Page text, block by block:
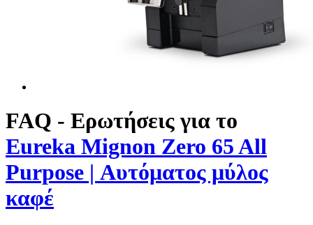
FAQ - Ερωτήσεις για το
Eureka Mignon Zero 65 All
Purpose | Αυτόματος μύλος
καφέ